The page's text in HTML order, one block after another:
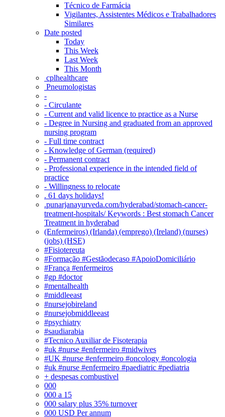
Técnico de Farmácia
Vigilantes, Assistentes Médicos e Trabalhadores
Similares
Date posted
Today
This Week
Last Week
This Month
‎ cplhealthcare‬
Pneumologistas
-
- Circulante
- Current and valid licence to practice as a Nurse
- Degree in Nursing and graduated from an approved
nursing program
- Full time contract
- Knowledge of German (required)
- Permanent contract
- Professional experience in the intended field of
practice
- Willingness to relocate
. 61 days holidays!
.punarjanayurveda.com/hyderabad/stomach-cancer-
treatment-hospitals/ Keywords : Best stomach Cancer
Treatment in hyderabad
(Enfermeiros) (Irlanda) (emprego) (Ireland) (nurses)
(jobs) (HSE)
#Fisiotereuta
#Formação #Gestãodecaso #ApoioDomiciliário
#França #enfermeiros
#gp #doctor
#mentalhealth
#middleeast
#nursejobireland
#nursejobmiddleeast
#psychiatry
#saudiarabia
#Tecnico Auxiliar de Fisoterapia
#uk #nurse #enfermeiro #midwives
#UK #nurse #enfermeiro #oncology #oncologia
#uk #nurse #enfermeiro #paediatric #pediatria
+ despesas combustivel
000
000 a 15
000 salary plus 35% turnover
000 USD Per annum